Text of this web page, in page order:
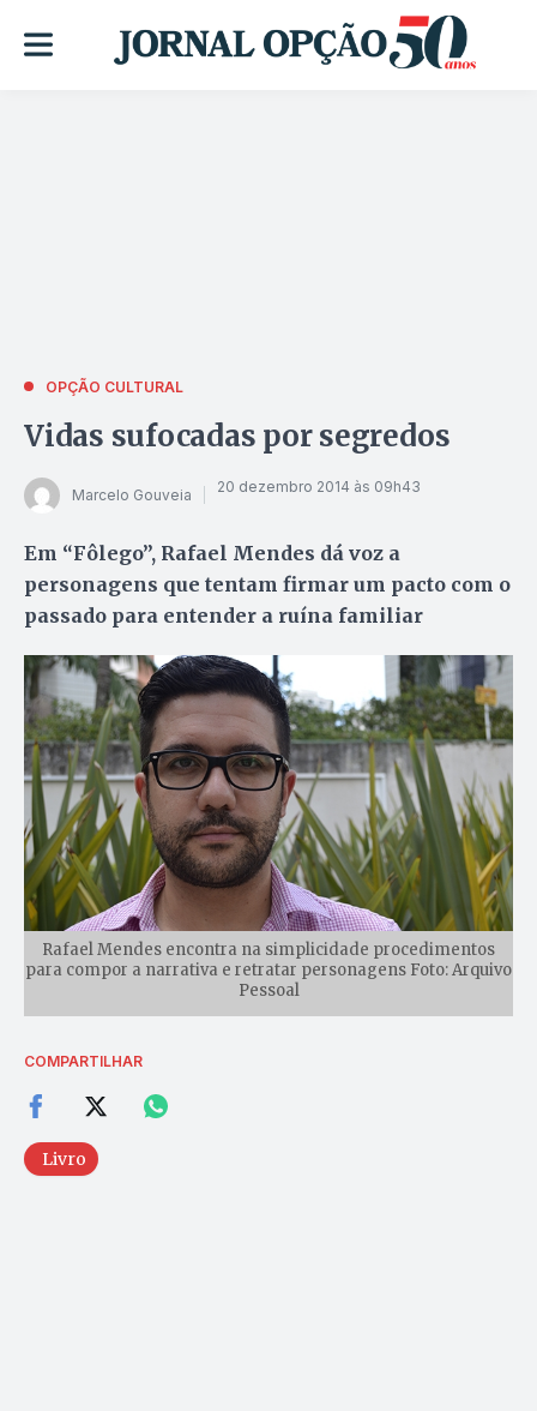
OPÇÃO CULTURAL
Vidas sufocadas por segredos
Marcelo Gouveia 20 dezembro 2014 às 09h43
Em “Fôlego”, Rafael Mendes dá voz a
personagens que tentam firmar um pacto com o
passado para entender a ruína familiar
Rafael Mendes encontra na simplicidade procedimentos
para compor a narrativa e retratar personagens Foto: Arquivo
Pessoal
COMPARTILHAR
Livro